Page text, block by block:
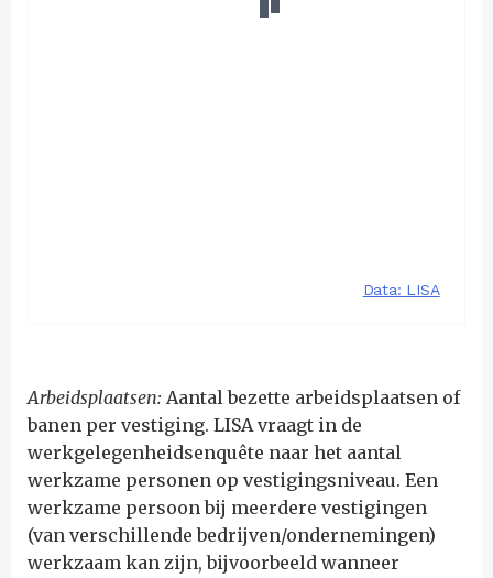
Arbeidsplaatsen: Aantal bezette arbeidsplaatsen of
banen per vestiging. LISA vraagt in de
werkgelegenheidsenquête naar het aantal
werkzame personen op vestigingsniveau. Een
werkzame persoon bij meerdere vestigingen
(van verschillende bedrijven/ondernemingen)
werkzaam kan zijn, bijvoorbeeld wanneer